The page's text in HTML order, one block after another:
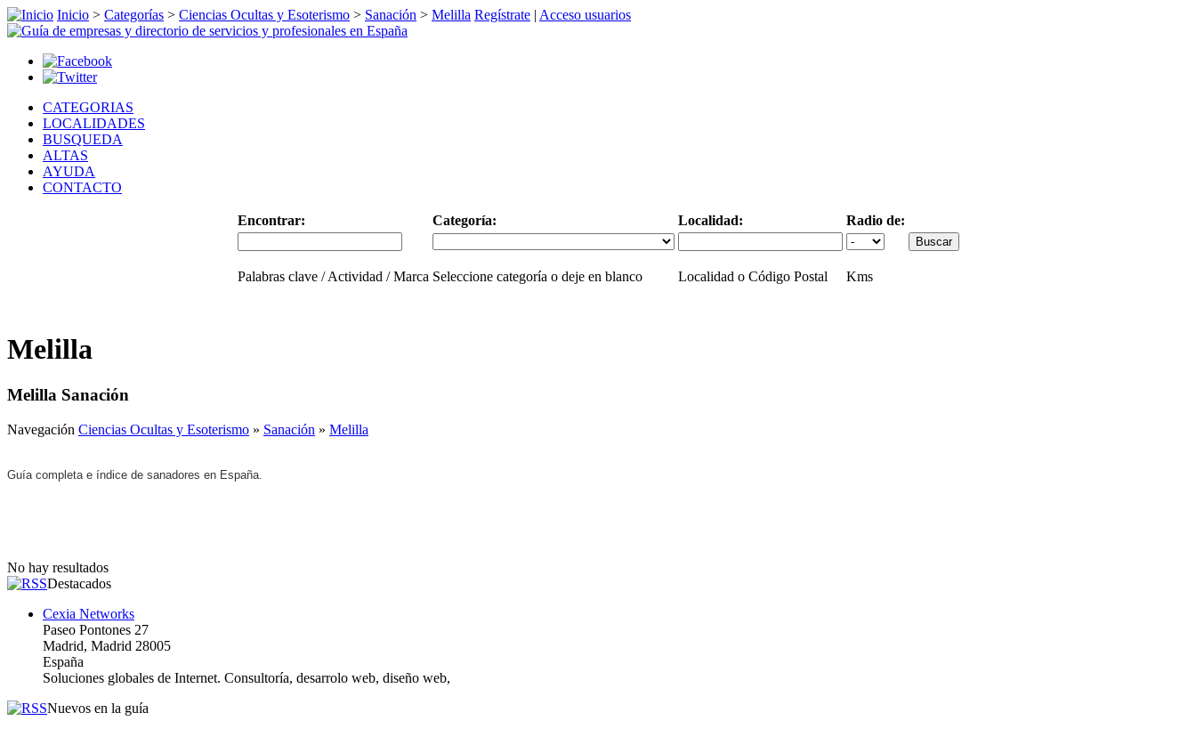
Inicio > Categorías > Ciencias Ocultas y Esoterismo > Sanación > Melilla Regístrate | Acceso usuarios
CATEGORIAS
LOCALIDADES
BUSQUEDA
ALTAS
AYUDA
CONTACTO
Encontrar: Categoría: Localidad: Radio de:
Palabras clave / Actividad / Marca Seleccione categoría o deje en blanco Localidad o Código Postal Kms
Melilla
Melilla Sanación
Navegación Ciencias Ocultas y Esoterismo » Sanación » Melilla
Guía completa e índice de sanadores en España.
No hay resultados
Destacados
Cexia Networks
Paseo Pontones 27
Madrid, Madrid 28005
España
Soluciones globales de Internet. Consultoría, desarrolo web, diseño web,
Nuevos en la guía